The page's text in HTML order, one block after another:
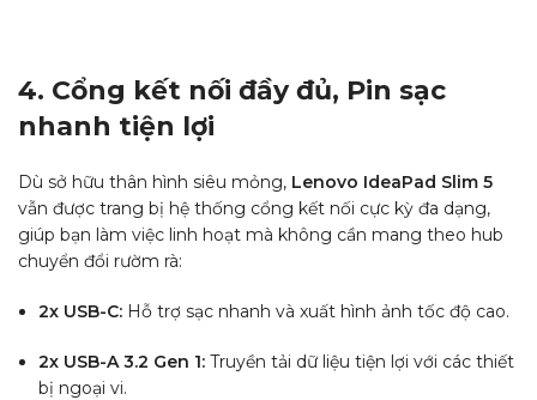
4. Cổng kết nối đầy đủ, Pin sạc
nhanh tiện lợi
Dù sở hữu thân hình siêu mỏng, Lenovo IdeaPad Slim 5
vẫn được trang bị hệ thống cổng kết nối cực kỳ đa dạng,
giúp bạn làm việc linh hoạt mà không cần mang theo hub
chuyển đổi rườm rà:
2x USB-C: Hỗ trợ sạc nhanh và xuất hình ảnh tốc độ cao.
2x USB-A 3.2 Gen 1: Truyền tải dữ liệu tiện lợi với các thiết
bị ngoại vi.